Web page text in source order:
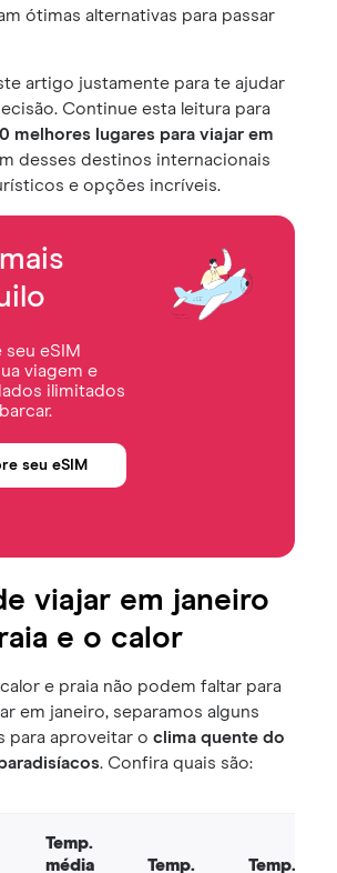
ótimas alternativas para passar
artigo justamente para te ajudar
Continue esta leitura para
melhores lugares para viajar em
desses destinos internacionais
e opções incríveis.
eSIM
viagem e
ilimitados
seu eSIM
viajar em janeiro
e o calor
calor e praia não podem faltar para
em janeiro, separamos alguns
para aproveitar oclima quente do
. Confira quais são:
Temp.
média
Temp.
Temp.